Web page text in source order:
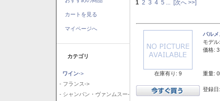
カートを見る
マイページへ
カテゴリ
ワイン->
- フランス->
- シャンパン・ヴァンムスー-
1 2 3 4 5 [次へ >>]
在庫有り: 9
バル
モデル:
価格:
重量:
登録